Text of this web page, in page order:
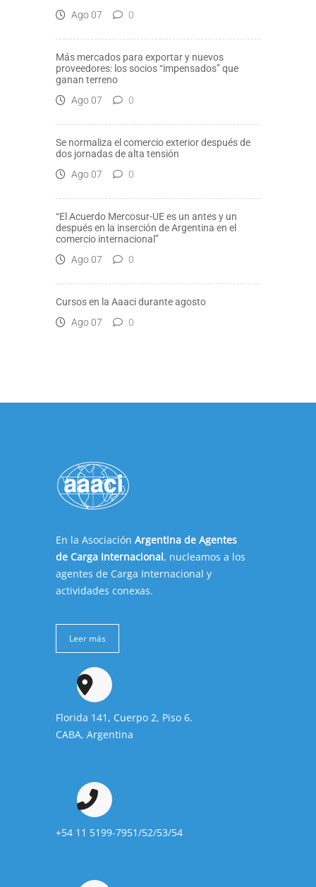
Ago 07
0
Más mercados para exportar y nuevos
proveedores: los socios “impensados” que
ganan terreno
Ago 07
0
Se normaliza el comercio exterior después de
dos jornadas de alta tensión
Ago 07
0
“El Acuerdo Mercosur-UE es un antes y un
después en la inserción de Argentina en el
comercio internacional”
Ago 07
0
Cursos en la Aaaci durante agosto
Ago 07
0
En la Asociación Argentina de Agentes
de Carga Internacional, nucleamos a los
agentes de Carga Internacional y
actividades conexas.
Leer más
Florida 141, Cuerpo 2, Piso 6.
CABA, Argentina
+54 11 5199-7951/52/53/54